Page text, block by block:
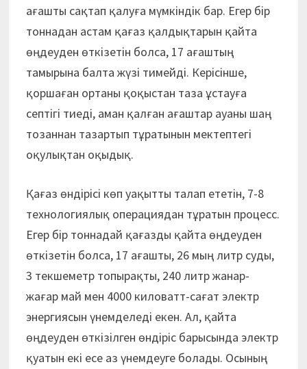
ағашты сақтап қалуға мүмкіндік бар. Егер бір
тоннадан астам қағаз қалдықтарын қайта
өңдеуден өткізетін болса, 17 ағаштың
тамырына балта жүзі тимейді. Керісінше,
қоршаған ортаны қоқыстан таза ұстауға
септігі тиеді, аман қалған ағаштар ауаны шаң
тозаннан тазартып тұратынын мектептегі
оқулықтан оқыдық.
Қағаз өндірісі көп уақытты талап ететін, 7-8
технологиялық операциядан тұратын процесс.
Егер бір тоннадай қағазды қайта өңдеуден
өткізетін болса, 17 ағашты, 26 мың литр суды,
3 текшеметр топырақты, 240 литр жанар-
жағар май мен 4000 киловатт-сағат электр
энергиясын үнемделеді екен. Ал, қайта
өңдеуден өткізілген өндіріс барысында электр
қуатын екі есе аз үнемдеуге болады. Осының